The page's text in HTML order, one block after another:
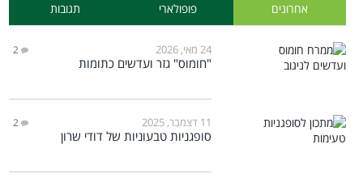
אחרונים פופולארי תגובות
24 מאי, 2026 2
"חומוס" גזר ועדשים כתומות
11 דצמבר, 2025 2
סופגניות טבעוניות של דודי שרון